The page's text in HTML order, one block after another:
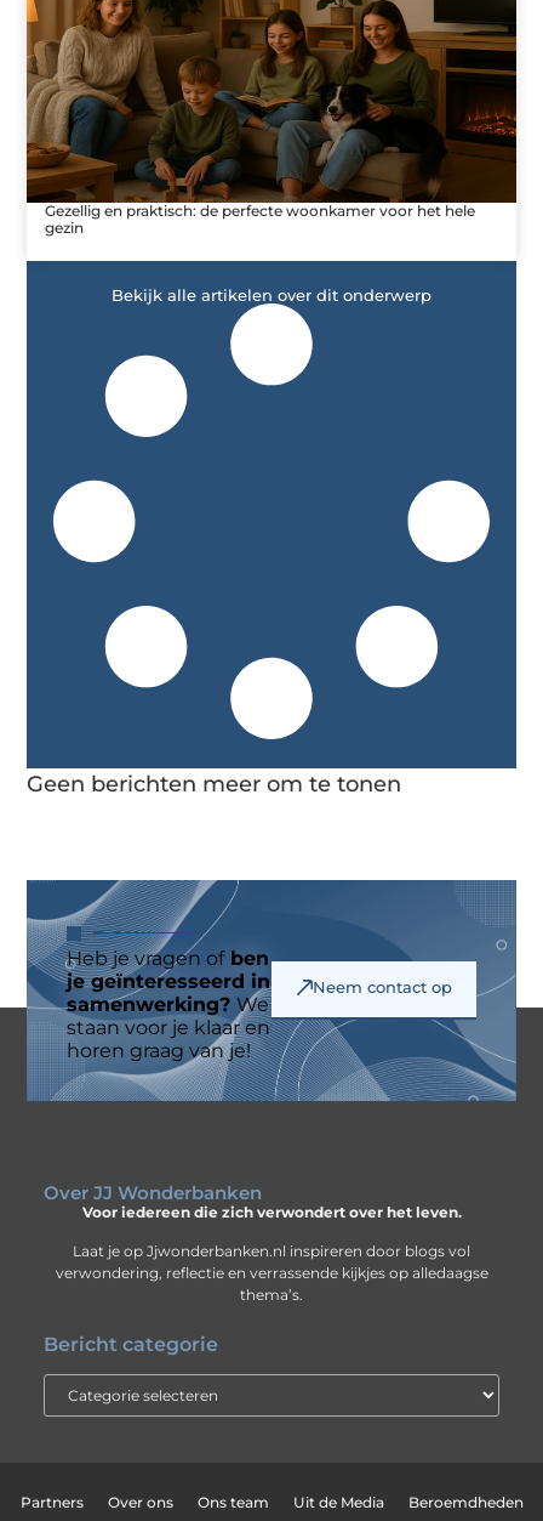
Gezellig en praktisch: de perfecte woonkamer voor het hele
gezin
Bekijk alle artikelen over dit onderwerp
Geen berichten meer om te tonen
Heb je vragen ofben
je geïnteresseerd in
samenwerking? We
staan voor je klaar en
horen graag van je!
Neem contact op
Over JJ Wonderbanken
Voor iedereen die zich verwondert over het leven.
Laat je op Jjwonderbanken.nl inspireren door blogs vol
verwondering, reflectie en verrassende kijkjes op alledaagse
thema’s.
Bericht categorie
Partners Over ons Ons team Uit de Media Beroemdheden